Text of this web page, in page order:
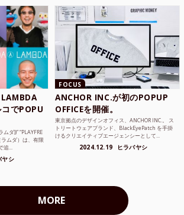
でPOPU
ダ))” “PLAYFRE
ムダ）は、有限
追...
ヤシ
FOCUS
ANCHOR INC.が初のPOPUP
OFFICEを開催。
東京拠点のデザインオフィス、ANCHOR INC.。 ス
トリートウェアブランド、BlackEyePatch を手掛
けるクリエイティブエージェンシーとして...
2024.12.19 ヒラバヤシ
MORE